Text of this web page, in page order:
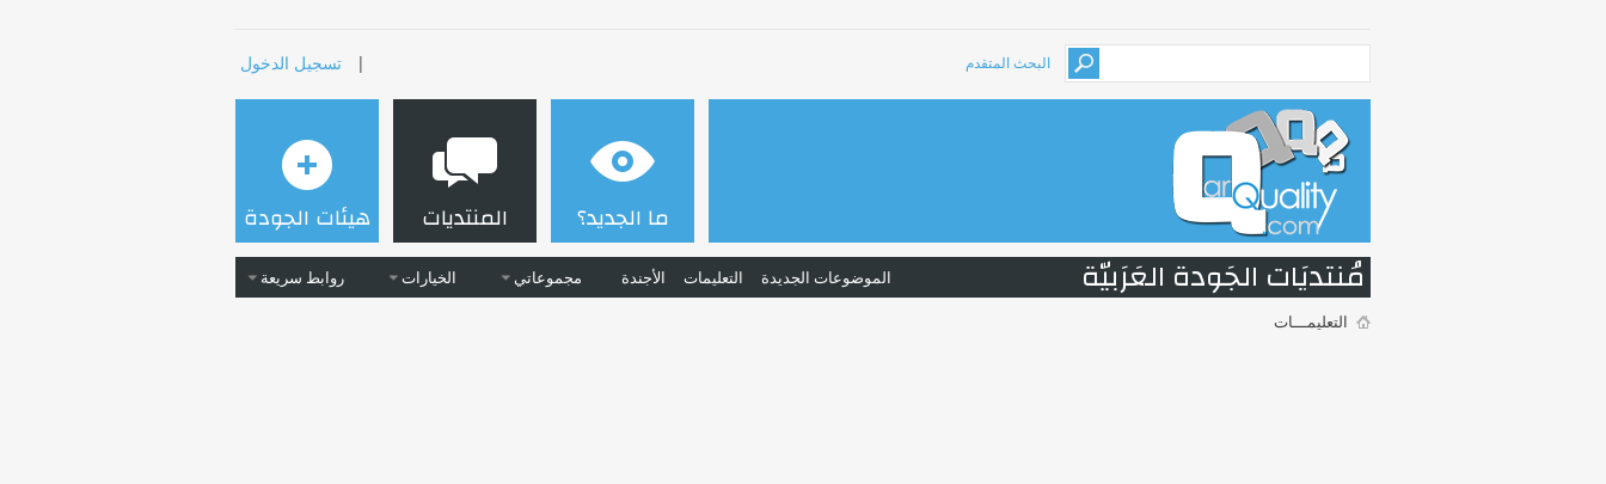
البحث المتقدم | تسجيل الدخول
ما الجديد؟ المنتديات
الموضوعات الجديدة التعليمات الأجندة مجموعاتي الخيارات روابط سريعة
هيئات الجودة
مُنتديَات الجَودة العَرَبيّة
التعليمـــات